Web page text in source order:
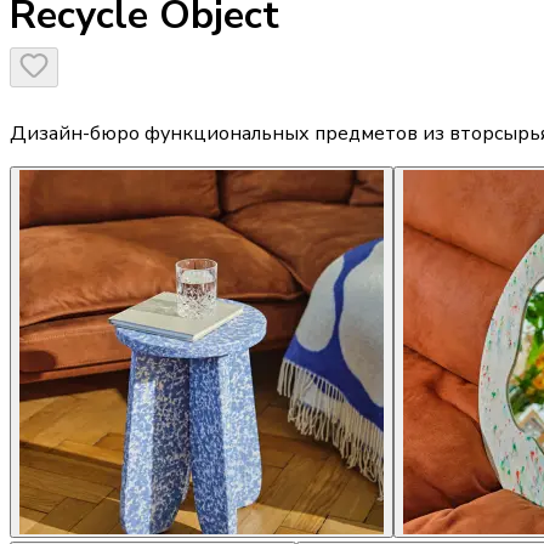
Recycle Object
Дизайн-бюро функциональных предметов из